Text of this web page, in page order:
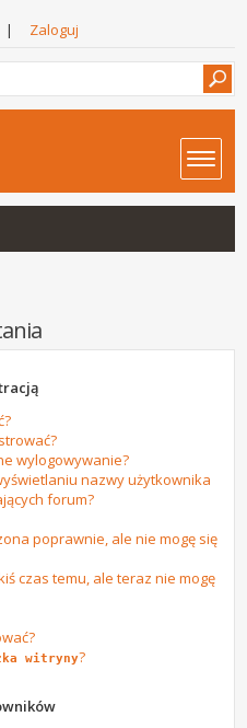
| Zaloguj
wylogowywanie?
nazwy użytkownika
forum?
poprawnie, ale nie mogę się
czas temu, ale teraz nie mogę
witryny?